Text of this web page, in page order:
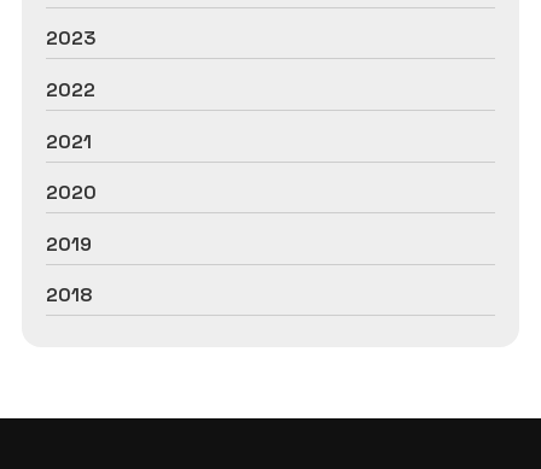
2023
2022
2021
2020
2019
2018